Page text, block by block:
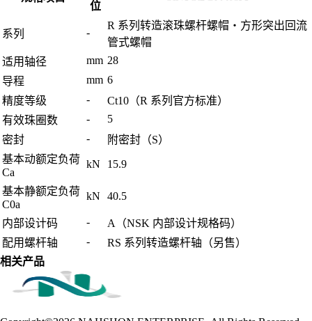
位
系列 -
R 系列转造滚珠螺杆螺帽・方形突出回流
管式螺帽
适用轴径
mm 28
导程
mm 6
精度等级
-
Ct10（R 系列官方标准）
有效珠圈数
-
5
密封
-
附密封（S）
基本动额定负荷
Ca
kN 15.9
基本静额定负荷
C0a
kN 40.5
内部设计码 -
A（NSK 内部设计规格码）
配用螺杆轴
-
RS 系列转造螺杆轴（另售）
相关产品